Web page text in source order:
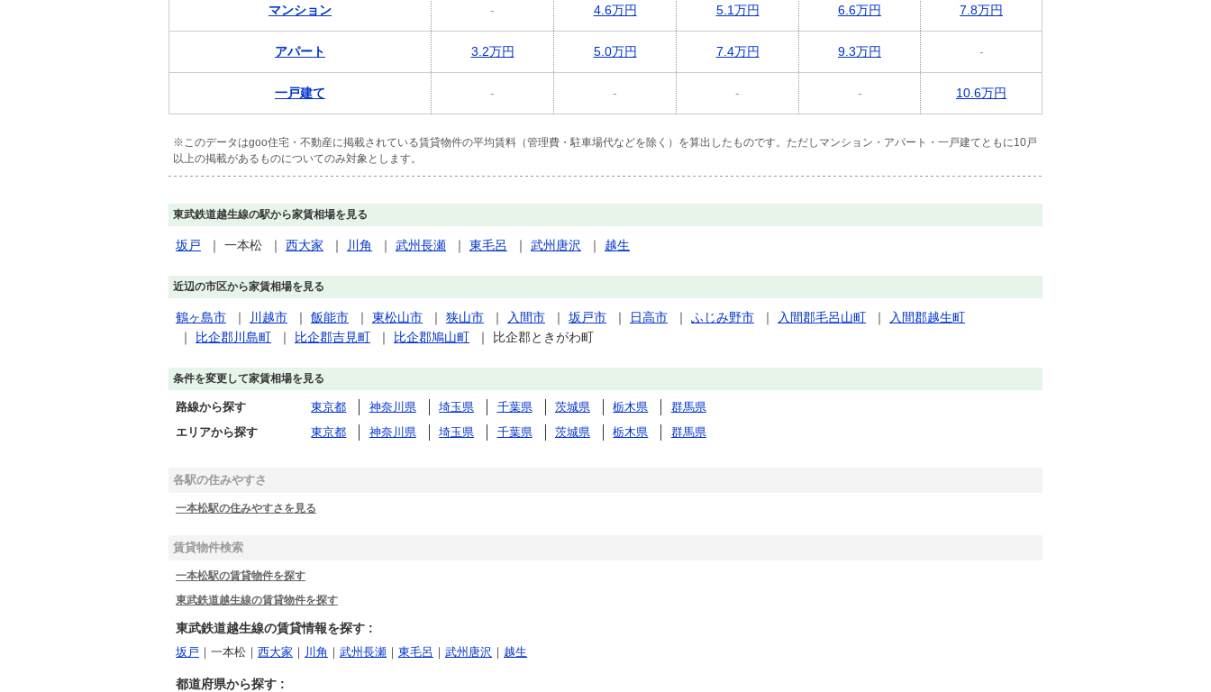
マンション - 4.6万円 5.1万円 6.6万円 7.8万円
アパート 3.2万円 5.0万円 7.4万円 9.3万円 -
一戸建て - - - - 10.6万円
※このデータはgoo住宅・不動産に掲載されている賃貸物件の平均賃料（管理費・駐車場代などを除く）を算出したものです。ただしマンション・アパート・一戸建てともに10戸
以上の掲載があるものについてのみ対象とします。
東武鉄道越生線の駅から家賃相場を見る
坂戸 ｜ 一本松 ｜ 西大家 ｜ 川角 ｜ 武州長瀬 ｜ 東毛呂 ｜ 武州唐沢 ｜ 越生
近辺の市区から家賃相場を見る
鶴ヶ島市 ｜ 川越市 ｜ 飯能市 ｜ 東松山市 ｜ 狭山市 ｜ 入間市 ｜ 坂戸市 ｜ 日高市 ｜ ふじみ野市 ｜ 入間郡毛呂山町 ｜
入間郡越生町
｜
比企郡川島町 ｜ 比企郡吉見町 ｜ 比企郡鳩山町 ｜ 比企郡ときがわ町
条件を変更して家賃相場を見る
路線から探す 東京都 神奈川県 埼玉県 千葉県 茨城県 栃木県
群馬県
エリアから探す
東京都 神奈川県 埼玉県 千葉県 茨城県 栃木県 群馬県
各駅の住みやすさ
一本松駅の住みやすさを見る
賃貸物件検索
一本松駅の賃貸物件を探す
東武鉄道越生線の賃貸物件を探す
東武鉄道越生線の賃貸情報を探す :
坂戸 ｜一本松｜ 西大家 ｜ 川角 ｜ 武州長瀬 ｜ 東毛呂 ｜ 武州唐沢 ｜ 越生
都道府県から探す :